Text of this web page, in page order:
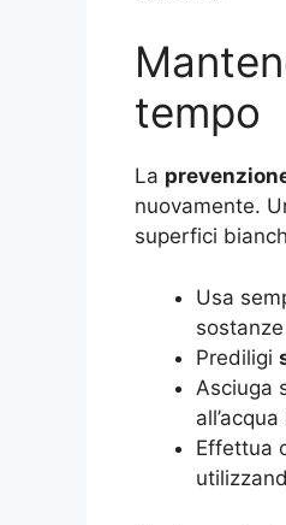
tempo
La
nuovamente.
superfici
Usa
Prediligi
Asciuga
Effettua